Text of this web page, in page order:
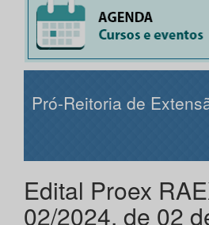
Pró-Reitoria de
Edital Proex
02/2024, de 02